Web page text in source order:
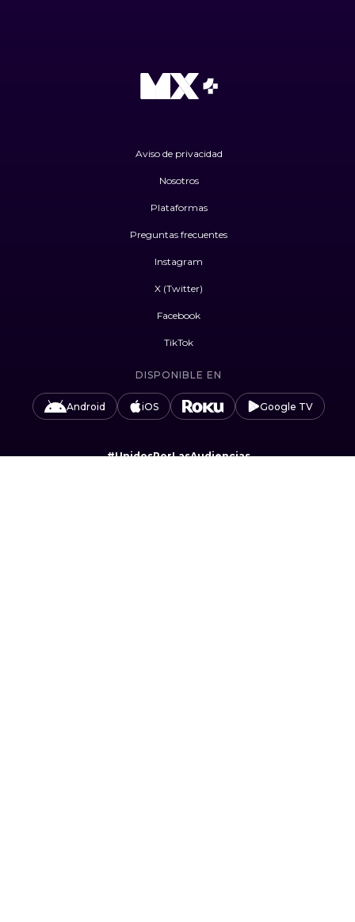
Aviso de privacidad
Nosotros
Plataformas
Preguntas frecuentes
Instagram
X (Twitter)
Facebook
TikTok
DISPONIBLE EN
Android iOS Google TV
#UnidosPorLasAudiencias